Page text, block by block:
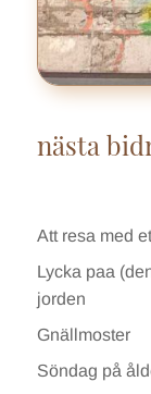
nästa
Att resa med
Lycka paa
jorden
Gnällmoster
Söndag på